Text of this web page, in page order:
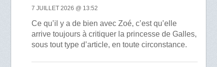
7 JUILLET 2026 @ 13:52
Ce qu’il y a de bien avec Zoé, c’est qu’elle
arrive toujours à critiquer la princesse de Galles,
sous tout type d’article, en toute circonstance.